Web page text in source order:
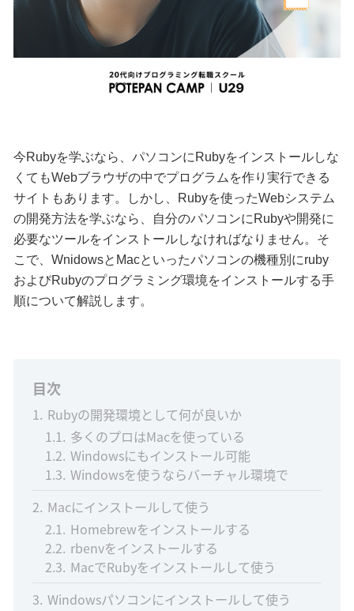
今Rubyを学ぶなら、パソコンにRubyをインストールしな
くてもWebブラウザの中でプログラムを作り実行できる
サイトもあります。しかし、Rubyを使ったWebシステム
の開発方法を学ぶなら、自分のパソコンにRubyや開発に
必要なツールをインストールしなければなりません。そ
こで、WnidowsとMacといったパソコンの機種別にruby
およびRubyのプログラミング環境をインストールする手
順について解説します。
目次
1 Rubyの開発環境として何が良いか
1.1 多くのプロはMacを使っている
1.2 Windowsにもインストール可能
1.3 Windowsを使うならバーチャル環境で
2 Macにインストールして使う
2.1 Homebrewをインストールする
2.2 rbenvをインストールする
2.3 MacでRubyをインストールして使う
3 Windowsパソコンにインストールして使う